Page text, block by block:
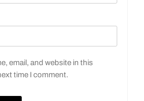
email, and website in this
time I comment.